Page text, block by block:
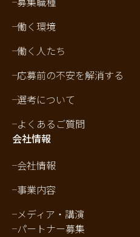
働く環境
働く人たち
応募前の不安を解消する
選考について
よくあるご質問
会社情報
会社情報
事業内容
メディア・講演
パートナー募集